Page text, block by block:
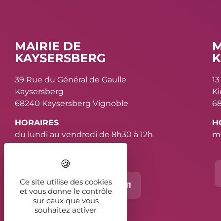
MAIRIE DE
KAYSERSBERG
39 Rue du Général de Gaulle
Kaysersberg
68240 Kaysersberg Vignoble
HORAIRES
du lundi au vendredi de 8h30 à 12h
et de 13h30 à 16h30
Contact 03 89 78 11 11
Ce site utilise des cookies
et vous donne le contrôle
sur ceux que vous
souhaitez activer